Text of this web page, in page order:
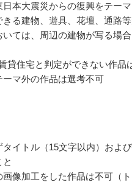
本大震災からの復興をテー
る建物、遊具、花壇、通路
ては、周辺の建物が写る場
貸住宅と判定ができない作品
マ外の作品は選考不可
イトル（15文字以内）およ
像加工をした作品は不可（